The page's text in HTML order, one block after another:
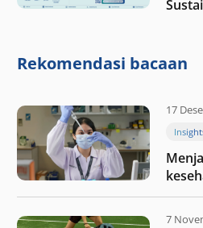
nilai
Rekomendasi bacaan
17
7